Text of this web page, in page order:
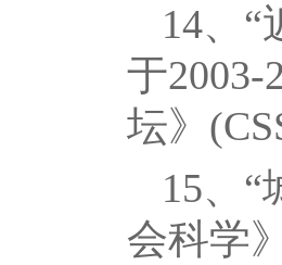
14、
于2003-
坛》
15、
会科学